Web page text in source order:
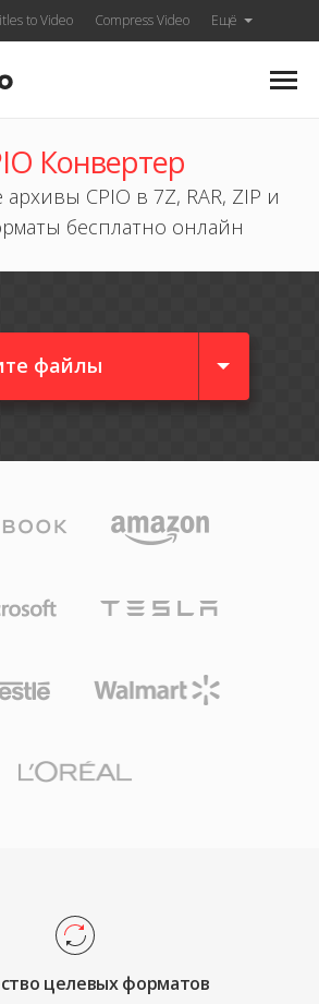
to Video Compress Video Ещё
Конвертер
CPIO в 7Z, RAR, ZIP и
бесплатно онлайн
файлы
целевых форматов